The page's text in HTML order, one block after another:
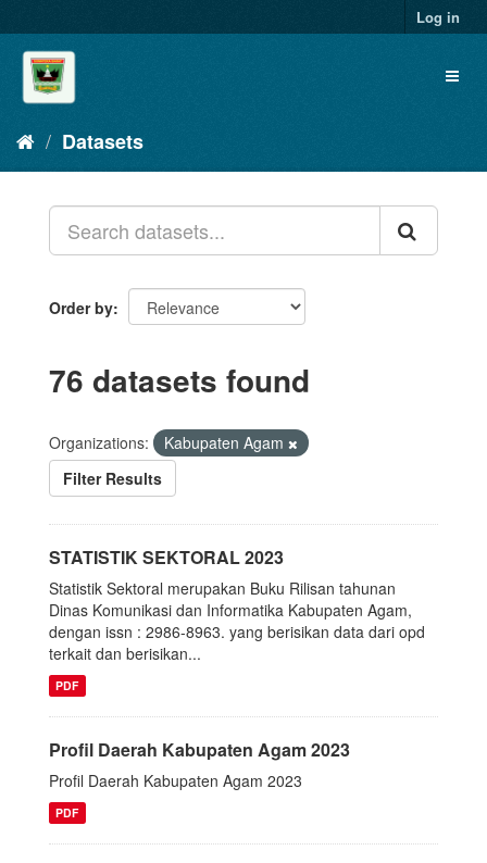
to
content
Log in
Datasets
Order by
76 datasets found
Organizations:
Kabupaten Agam
Filter Results
STATISTIK SEKTORAL 2023
Statistik Sektoral merupakan Buku Rilisan tahunan
Dinas Komunikasi dan Informatika Kabupaten Agam,
dengan issn : 2986-8963. yang berisikan data dari opd
terkait dan berisikan...
PDF
Profil Daerah Kabupaten Agam 2023
Profil Daerah Kabupaten Agam 2023
PDF